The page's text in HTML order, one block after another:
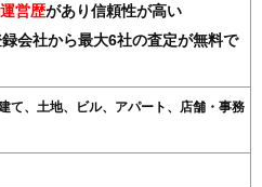
営歴があり信頼性が高い
録会社から最大6社の査定が無料で
て、土地、ビル、アパート、店舗・事務